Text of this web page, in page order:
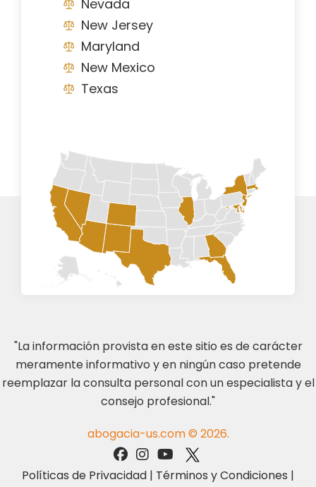
Nevada
New Jersey
Maryland
New Mexico
Texas
"La información provista en este sitio es de carácter
meramente informativo y en ningún caso pretende
reemplazar la consulta personal con un especialista y el
consejo profesional."
abogacia-us.com © 2026.
Políticas de Privacidad | Términos y Condiciones |